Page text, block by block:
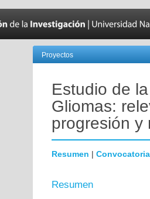
Proyectos
Estudio de
Gliomas:
progresión y
Resumen | Convocatoria
Resumen